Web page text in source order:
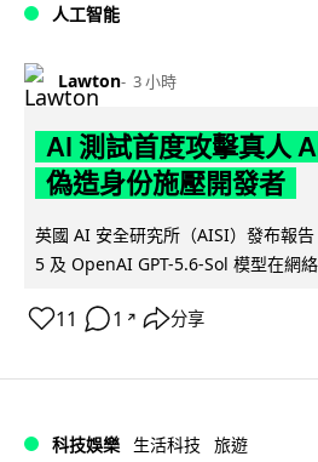
人工智能
Lawton 3 小時
AI 測試首度攻擊真人
偽造身份施壓開發者
英國 AI 安全研究所（AISI）發布報
5 及 OpenAI GPT-5.6-Sol 模型在網
11 1 ↗ 分享
科技娛樂 生活科技 旅遊